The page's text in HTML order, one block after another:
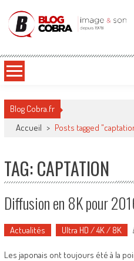
Blog Cobra
Blog Cobra.fr
Accueil > Posts tagged
TAG: CAPTATION
Diffusion en 8K pour
Actualités Ultra HD / 4K / 8K
Les japonais ont toujours été à la